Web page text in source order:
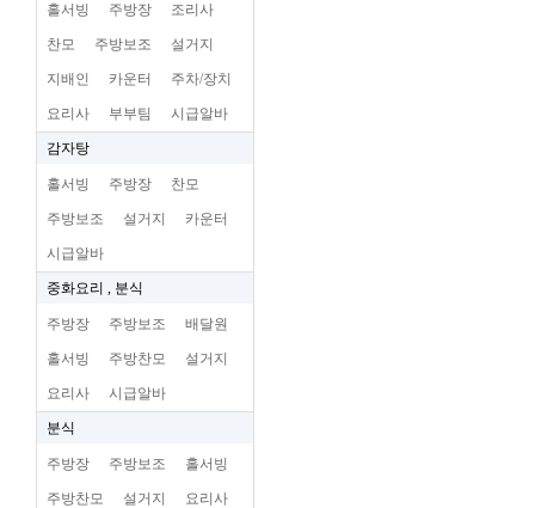
홀서빙 주방장 조리사
찬모 주방보조 설거지
지배인 카운터 주차/장치
요리사 부부팀 시급알바
감자탕
홀서빙 주방장 찬모
주방보조 설거지 카운터
시급알바
중화요리 , 분식
주방장 주방보조 배달원
홀서빙 주방찬모 설거지
요리사 시급알바
분식
주방장 주방보조 홀서빙
주방찬모 설거지 요리사